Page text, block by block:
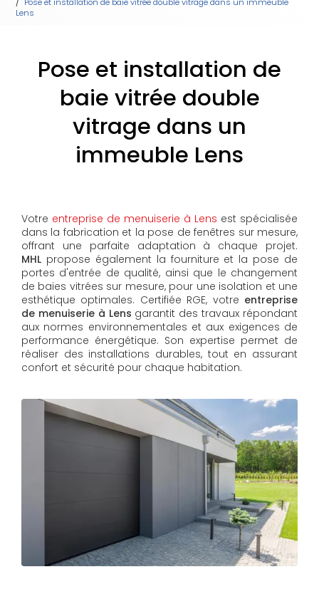
Lens
Pose et installation de
baie vitrée double
vitrage dans un
immeuble Lens
Votre entreprise de menuiserie à Lens est spécialisée
dans la fabrication et la pose de fenêtres sur mesure,
offrant une parfaite adaptation à chaque projet.
MHL propose également la fourniture et la pose de
portes d'entrée de qualité, ainsi que le changement
de baies vitrées sur mesure, pour une isolation et une
esthétique optimales. Certifiée RGE, votre entreprise
de menuiserie à Lens garantit des travaux répondant
aux normes environnementales et aux exigences de
performance énergétique. Son expertise permet de
réaliser des installations durables, tout en assurant
confort et sécurité pour chaque habitation.